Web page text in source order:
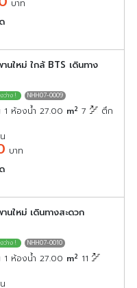
บาท
ใหม่ ใกล้ BTS เดินทาง
NHH07-0009
1 ห้องน้ำ 27.00 m2 7
ตึก
บาท
ใหม่ เดินทางสะดวก
NHH07-0010
1 ห้องน้ำ 27.00 m2 11